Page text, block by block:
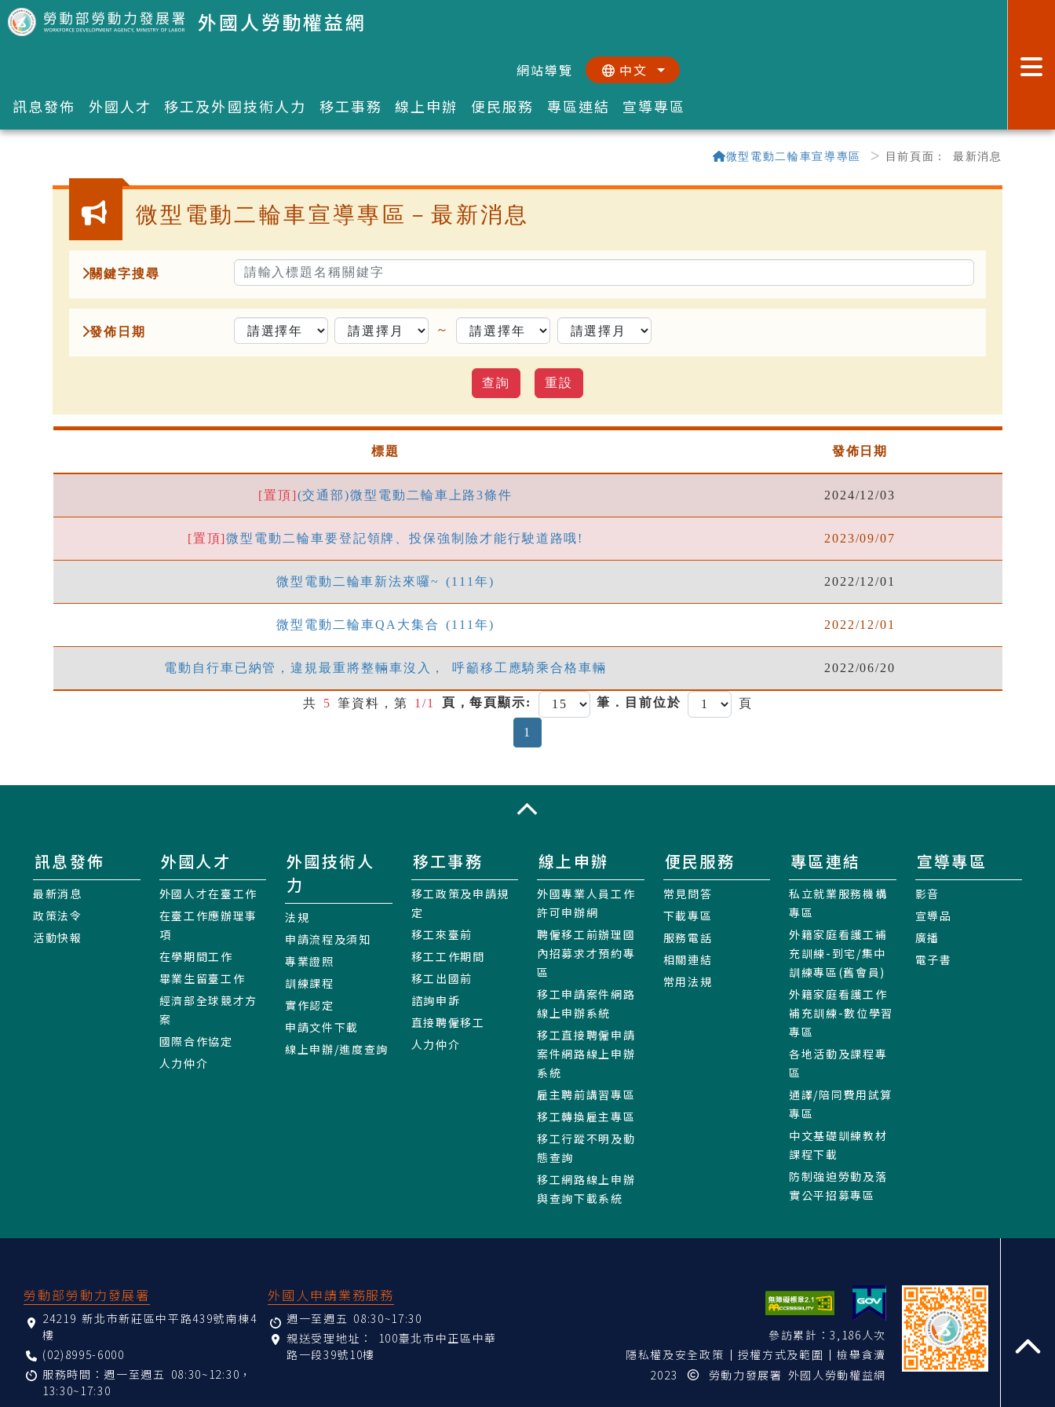
跳到主要內容區塊 外國人勞動權益網
:::網站導覽 中文
訊息發佈 外國人才 移工及外國技術人力 移工事務 線上申辦 便民服務 專區連結 宣導專區
微型電動二輪車宣導專區 目前頁面： 最新消息
微型電動二輪車宣導專區－最新消息
關鍵字搜尋
發佈日期 ～
標題 發佈日期
[置頂](交通部)微型電動二輪車上路3條件 2024/12/03
[置頂]微型電動二輪車要登記領牌、投保強制險才能行駛道路哦! 2023/09/07
微型電動二輪車新法來囉~ (111年) 2022/12/01
微型電動二輪車QA大集合 (111年) 2022/12/01
電動自行車已納管，違規最重將整輛車沒入， 呼籲移工應騎乘合格車輛 2022/06/20
共 5筆資料，第 1/1 頁，每頁顯示: 筆．目前位於 頁
1
訊息發佈
最新消息
政策法令
活動快報
外國人才
外國人才在臺工作
在臺工作應辦理事
項
在學期間工作
畢業生留臺工作
經濟部全球競才方
案
國際合作協定
人力仲介
外國技術人
力
法規
申請流程及須知
專業證照
訓練課程
實作認定
申請文件下載
線上申辦/進度查詢
移工事務
移工政策及申請規
定
移工來臺前
移工工作期間
移工出國前
諮詢申訴
直接聘僱移工
人力仲介
線上申辦
外國專業人員工作
許可申辦網
聘僱移工前辦理國
內招募求才預約專
區
移工申請案件網路
線上申辦系統
移工直接聘僱申請
案件網路線上申辦
系統
雇主聘前講習專區
移工轉換雇主專區
移工行蹤不明及動
態查詢
移工網路線上申辦
與查詢下載系統
便民服務
常見問答
下載專區
服務電話
相關連結
常用法規
專區連結
私立就業服務機構
專區
外籍家庭看護工補
充訓練-到宅/集中
訓練專區(舊會員)
外籍家庭看護工作
補充訓練-數位學習
專區
各地活動及課程專
區
通譯/陪同費用試算
專區
中文基礎訓練教材
課程下載
防制強迫勞動及落
實公平招募專區
宣導專區
影音
宣導品
廣播
電子書
勞動部勞動力發展署
24219 新北市新莊區中平路439號南棟4
樓
(02)8995-6000
服務時間：週一至週五 08:30~12:30，
13:30~17:30
外國人申請業務服務
週一至週五 08:30~17:30
親送受理地址：
100臺北市中正區中華
路一段39號10樓
參訪累計：3,186人次
隱私權及安全政策
授權方式及範圍
檢舉貪瀆
2023
勞動力發展署 外國人勞動權益網